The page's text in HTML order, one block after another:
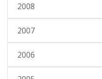
2008
2007
2006